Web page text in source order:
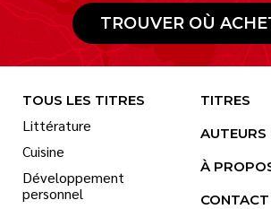
TROUVER OÙ
TOUS LES TITRES
Littérature
Cuisine
Développement
personnel
TITRES
AUTEURS
À
CONTACT